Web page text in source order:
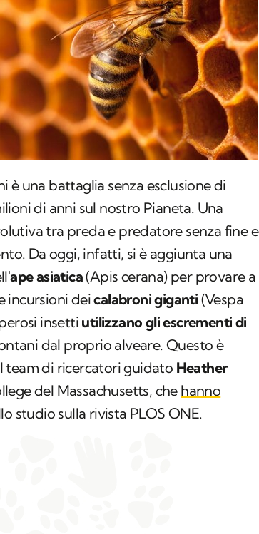
è una battaglia senza esclusione di
di anni sul nostro Pianeta. Una
tra preda e predatore senza fine e
Da oggi, infatti, si è aggiunta una
ape asiatica(Apis cerana) per provare a
incursioni deicalabronigiganti (Vespa
insetti utilizzano gli escrementi di
dal proprio alveare. Questo è
team di ricercatori guidato Heather
del Massachusetts, chehanno
studio sulla rivista PLOS ONE.